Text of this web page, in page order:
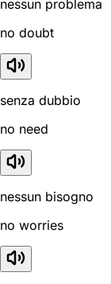
nessun problema
no doubt
senza dubbio
no need
nessun bisogno
no worries